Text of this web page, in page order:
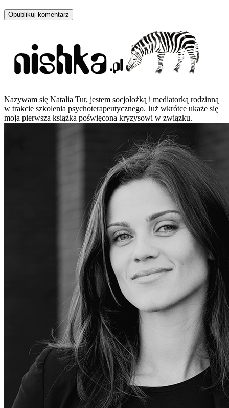
Nazywam się Natalia Tur, jestem socjolożką i mediatorką rodzinną
w trakcie szkolenia psychoterapeutycznego. Już wkrótce ukaże się
moja pierwsza książka poświęcona kryzysowi w związku.